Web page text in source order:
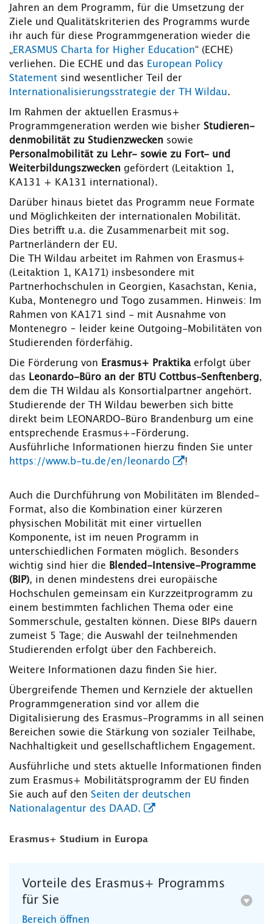
Jahren an dem Programm, für die Umsetzung der
Ziele und Qualitätskriterien des Programms wurde
ihr auch für diese Programmgeneration wieder die
„ERASMUS Charta for Higher Education“ (ECHE)
verliehen. Die ECHE und das European Policy
Statement sind wesentlicher Teil der
Internationalisierungsstrategie der TH Wildau.
Im Rahmen der aktuellen Erasmus+
Programmgeneration werden wie bisher Studieren­
den­mobilität zu Studienzwecken sowie
Personalmobilität zu Lehr- sowie zu Fort- und
Weiterbildungszwecken gefördert (Leitaktion 1,
KA131 + KA131 international).
Darüber hinaus bietet das Programm neue Formate
und Möglichkeiten der internationalen Mobilität.
Dies betrifft u.a. die Zusammenarbeit mit sog.
Partnerländern der EU.
Die TH Wildau arbeitet im Rahmen von Erasmus+
(Leitaktion 1, KA171) insbesondere mit
Partnerhochschulen in Georgien, Kasachstan, Kenia,
Kuba, Montenegro und Togo zusammen. Hinweis: Im
Rahmen von KA171 sind - mit Ausnahme von
Montenegro – leider keine Outgoing-Mobilitäten von
Studierenden förderfähig.
Die Förderung von Erasmus+ Praktika erfolgt über
das Leonardo-Büro an der BTU Cottbus-Senftenberg,
dem die TH Wildau als Konsortialpartner angehört.
Studierende der TH Wildau bewerben sich bitte
direkt beim LEONARDO-Büro Brandenburg um eine
entsprechende Erasmus+-Förderung.
Ausführliche Informationen hierzu finden Sie unter
https://www.b-tu.de/en/leonardo
!
Auch die Durchführung von Mobilitäten im Blended-
Format, also die Kombination einer kürzeren
physischen Mobilität mit einer virtuellen
Komponente, ist im neuen Programm in
unterschiedlichen Formaten möglich. Besonders
wichtig sind hier die Blended-Intensive-Programme
(BIP), in denen mindestens drei europäische
Hochschulen gemeinsam ein Kurzzeitprogramm zu
einem bestimmten fachlichen Thema oder eine
Sommerschule, gestalten können. Diese BIPs dauern
zumeist 5 Tage; die Auswahl der teilnehmenden
Studierenden erfolgt über den Fachbereich.
Weitere Informationen dazu finden Sie hier.
Übergreifende Themen und Kernziele der aktuellen
Programmgeneration sind vor allem die
Digitalisierung des Erasmus-Programms in all seinen
Bereichen sowie die Stärkung von sozialer Teilhabe,
Nachhaltigkeit und gesellschaftlichem Engagement.
Ausführliche und stets aktuelle Informationen finden
zum Erasmus+ Mobilitätsprogramm der EU finden
Sie auch auf den Seiten der deutschen
Nationalagentur des DAAD.
Erasmus+ Studium in Europa
Vorteile des Erasmus+ Programms
für Sie
Bereich öffnen